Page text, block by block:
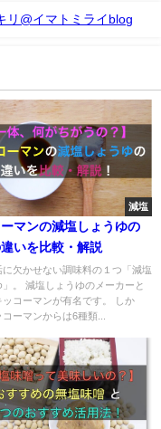
リ@イマトミライblog
減塩
マンの減塩しょうゆの
いを比較・解説
に欠かせない調味料の１つ「減塩
」。 減塩しょうゆのメーカーと
ッコーマンが有名です。 しか
コーマンからは6種類...